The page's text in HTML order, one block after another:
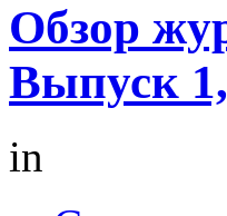
Обзор
Выпуск
in